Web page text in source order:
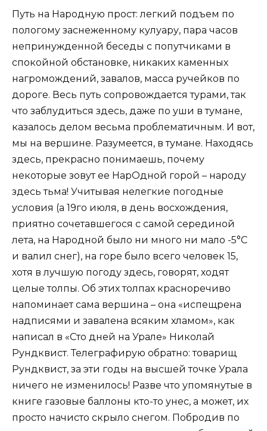
Путь на Народную прост: легкий подъем по
пологому заснеженному кулуару, пара часов
непринужденной беседы с попутчиками в
спокойной обстановке, никаких каменных
нагромождений, завалов, масса ручейков по
дороге. Весь путь сопровождается турами, так
что заблудиться здесь, даже по уши в тумане,
казалось делом весьма проблематичным. И вот,
мы на вершине. Разумеется, в тумане. Находясь
здесь, прекрасно понимаешь, почему
некоторые зовут ее НарОдной горой – народу
здесь тьма! Учитывая нелегкие погодные
условия (а 19го июля, в день восхождения,
приятно сочетавшегося с самой серединой
лета, на Народной было ни много ни мало -5°С
и валил снег), на горе было всего человек 15,
хотя в лучшую погоду здесь, говорят, ходят
целые толпы. Об этих толпах красноречиво
напоминает сама вершина – она «испещрена
надписями и завалена всяким хламом», как
написал в «Сто дней на Урале» Николай
Рундквист. Телеграфирую обратно: товарищ
Рундквист, за эти годы на высшей точке Урала
ничего не изменилось! Разве что упомянутые в
книге газовые баллоны кто-то унес, а может, их
просто начисто скрыло снегом. Побродив по